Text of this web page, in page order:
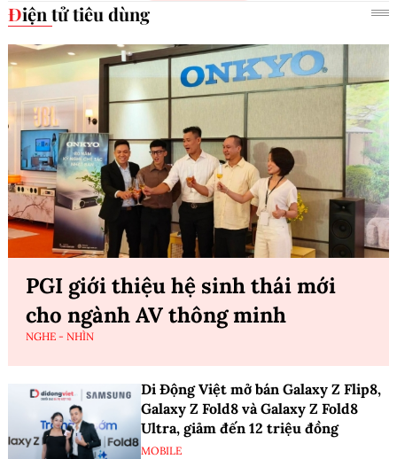
Điện tử tiêu dùng
PGI giới thiệu hệ sinh thái mới
cho ngành AV thông minh
NGHE - NHÌN
Di Động Việt mở bán Galaxy Z Flip8,
Galaxy Z Fold8 và Galaxy Z Fold8
Ultra, giảm đến 12 triệu đồng
MOBILE